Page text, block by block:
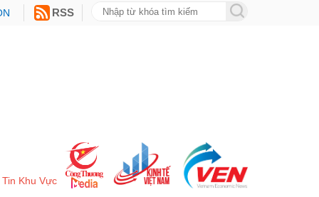
RSS
Tin Khu Vực